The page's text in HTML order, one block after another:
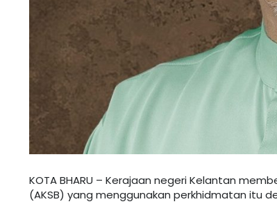
KOTA BHARU – Kerajaan negeri Kelantan
(AKSB) yang menggunakan perkhidmatan itu